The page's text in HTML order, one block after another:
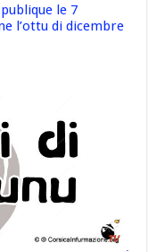
le 7
l’ottu di dicembre